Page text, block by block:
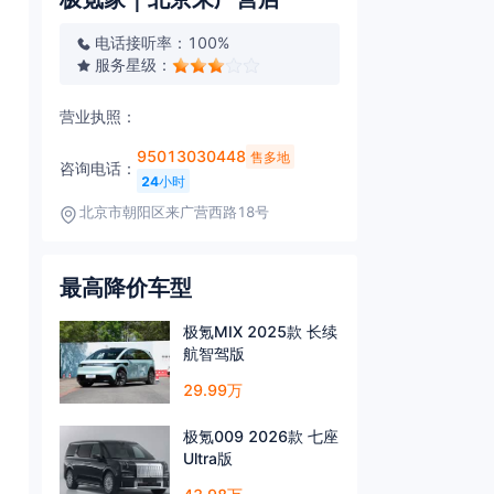
电话接听率：100%
服务星级：
营业执照：
咨询电话：
95013030448 售多地
24小时
北京市朝阳区来广营西路18号
最高降价车型
极氪MIX 2025款 长续
航智驾版
29.99万
极氪009 2026款 七座
Ultra版